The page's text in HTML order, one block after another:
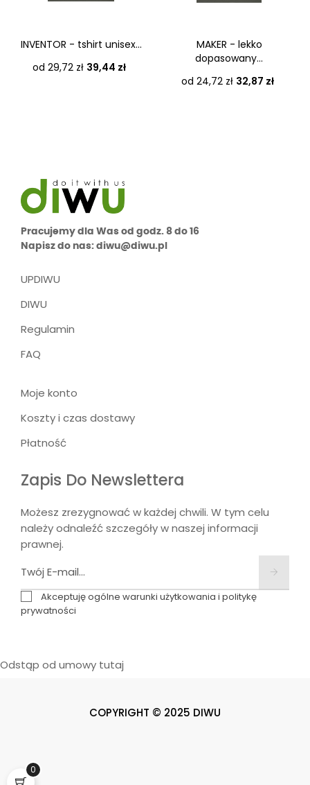
INVENTOR - tshirt unisex...
od 29,72 zł Cena
39,44 zł
MAKER - lekko
dopasowany...
od 24,72 zł Cena
32,87 zł
Pracujemy dla Was od godz. 8 do 16
Napisz do nas: diwu@diwu.pl
UPDIWU
DIWU
Regulamin
FAQ
Moje konto
Koszty i czas dostawy
Płatność
Zapis Do Newslettera
Możesz zrezygnować w każdej chwili. W tym celu
należy odnaleźć szczegóły w naszej informacji
prawnej.
Akceptuję ogólne warunki użytkowania i politykę
prywatności
Odstąp od umowy tutaj
COPYRIGHT © 2025 DIWU
0